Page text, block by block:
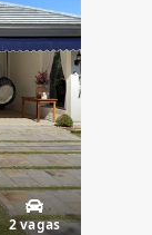
2 vagas